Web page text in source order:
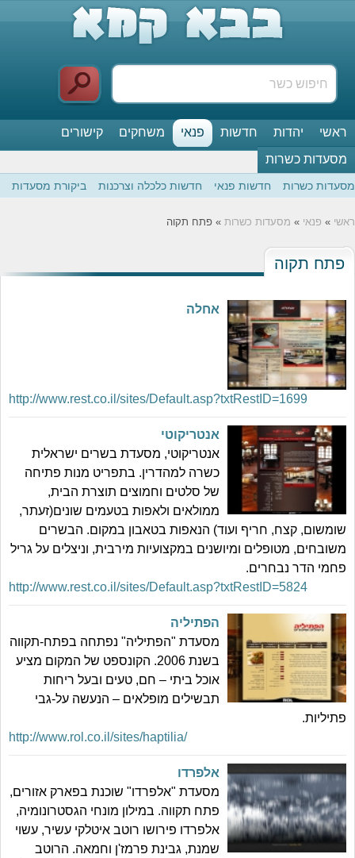
ראשי יהדות חדשות פנאי משחקים
קישורים
מסעדות כשרות
מסעדות כשרות חדשות פנאי חדשות כלכלה וצרכנות ביקורת מסעדות
ראשי » פנאי » מסעדות כשרות » פתח תקוה
פתח תקוה
אחלה
http://www.rest.co.il/sites/Default.asp?txtRestID=1699
אנטריקוטי
אנטריקוטי, מסעדת בשרים ישראלית
כשרה למהדרין. בתפריט מנות פתיחה
של סלטים וחמוצים תוצרת הבית,
ממולאים ולאפות בטעמים שונים(זעתר,
שומשום, קצח, חריף ועוד) הנאפות בטאבון במקום. הבשרים
משובחים, מטופלים ומיושנים במקצועיות מירבית, וניצלים על גריל
פחמי הדר נבחרים.
http://www.rest.co.il/sites/Default.asp?txtRestID=5824
הפתיליה
מסעדת "הפתיליה" נפתחה בפתח-תקווה
בשנת 2006. הקונספט של המקום מציע
אוכל ביתי – חם, טעים ובעל ריחות
תבשילים מופלאים – הנעשה על-גבי
פתיליות.
http://www.rol.co.il/sites/haptilia/
אלפרדו
מסעדת "אלפרדו" שוכנת בפארק אזורים,
פתח תקווה. במילון מונחי הגסטרונומיה,
אלפרדו פירושו רוטב איטלקי עשיר, עשוי
שמנת, גבינת פרמז'ן וחמאה. הרוטב